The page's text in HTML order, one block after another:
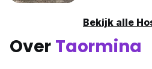
Bekijk alle
Over Taormina